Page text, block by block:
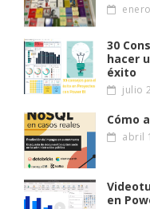
30
hacer
éxito
julio
Cómo
abril
en